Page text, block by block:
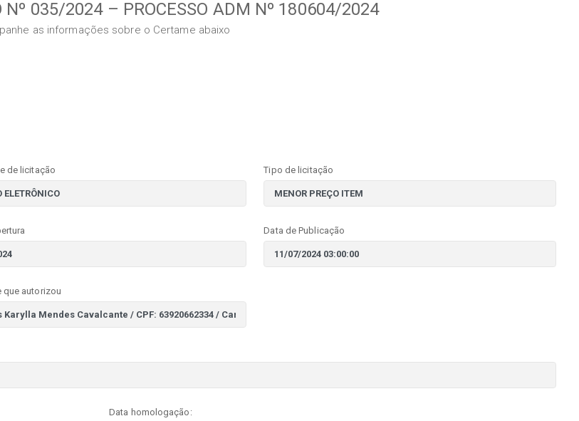
Nº 035/2024 – PROCESSO ADM Nº 180604/2024
as informações sobre o Certame abaixo
de licitação Tipo de licitação
Data de Publicação
que autorizou
Data homologação: